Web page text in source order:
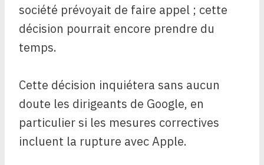
société prévoyait de faire appel ; cette
décision pourrait encore prendre du
temps.
Cette décision inquiétera sans aucun
doute les dirigeants de Google, en
particulier si les mesures correctives
incluent la rupture avec Apple.